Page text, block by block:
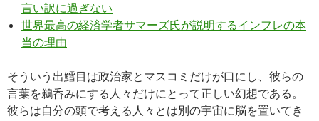
言い訳に過ぎない
世界最高の経済学者サマーズ氏が説明するインフレの本
当の理由
そういう出鱈目は政治家とマスコミだけが口にし、彼らの
言葉を鵜呑みにする人々だけにとって正しい幻想である。
彼らは自分の頭で考える人々とは別の宇宙に脳を置いてき